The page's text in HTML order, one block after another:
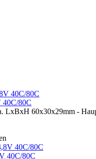
40C/80C
LxBxH 60x30x29mm -
40C/80C